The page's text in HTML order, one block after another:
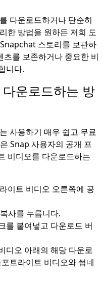
다운로드하거나 단순히
한 방법을 원하든 저희 도
스토리를 보관하
를 보존하거나 중요한 비
니다.
운로드하는 방
사용하기 매우 쉽고 무료
Snap 사용자의 공개 프
비디오를 다운로드하는
이트 비디오 오른쪽에 공
사를 누릅니다.
를 붙여넣고 다운로드 버
디오 아래의 해당 다운로
트라이트 비디오와 썸네